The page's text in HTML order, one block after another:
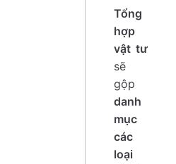
Tổng
hợp
vật tư
sẽ
gộp
danh
mục
các
loại